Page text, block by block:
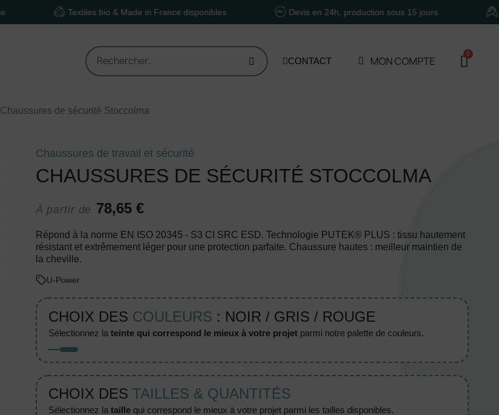
Textiles bio & Made in France disponibles Devis en 24h, production sous 15 jours Un
CONTACT MON COMPTE
Chaussures de sécurité Stoccolma
Chaussures de travail et sécurité
CHAUSSURES DE SÉCURITÉ STOCCOLMA
À partir de 78,65 €
Répond à la norme EN ISO 20345 - S3 CI SRC ESD. Technologie PUTEK® PLUS : tissu hautement
résistant et extrêmement léger pour une protection parfaite. Chaussure hautes : meilleur maintien de
la cheville.
U-Power
CHOIX DES COULEURS : NOIR / GRIS / ROUGE
sélectionnez la teinte qui correspond le mieux à votre projetparmi notre palette de couleurs.
CHOIX DES TAILLES & QUANTITÉS
sélectionnez la taillequi correspond le mieux à votre projet parmi les tailles disponibles.